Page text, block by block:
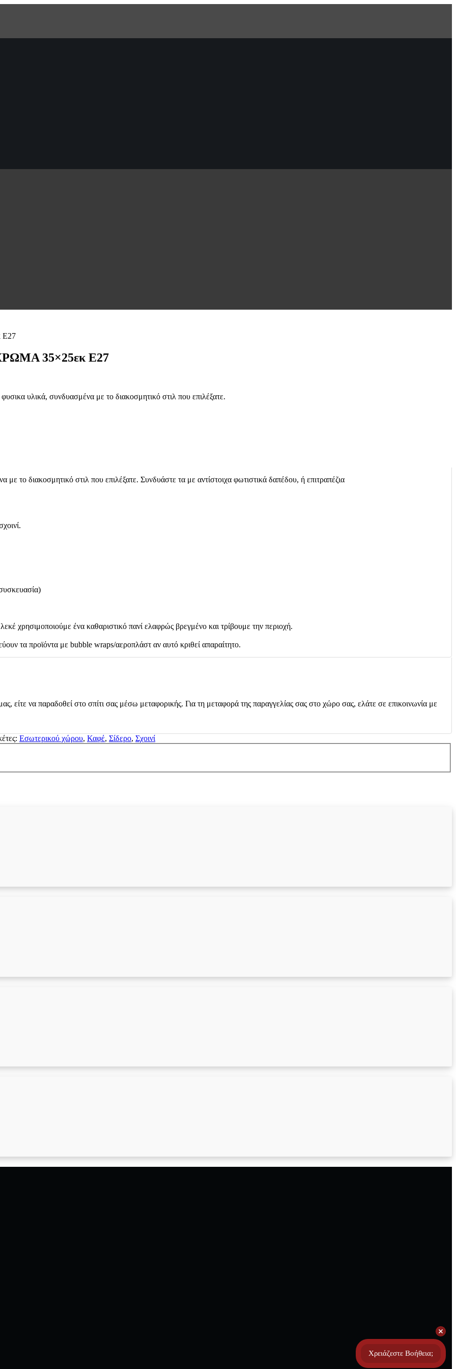
35×25εκ E27
υλικά, συνδυασμένα με το διακοσμητικό στιλ που επιλέξατε.
το διακοσμητικό στιλ που επιλέξατε. Συνδυάστε τα με αντίστοιχα φωτιστικά δαπέδου, ή επιτραπέζια
χρησιμοποιούμε ένα καθαριστικό πανί ελαφρώς βρεγμένο και τρίβουμε την περιοχή.
τα προϊόντα με bubble wraps/αεροπλάστ αν αυτό κριθεί απαραίτητο.
είτε να παραδοθεί στο σπίτι σας μέσω μεταφορικής. Για τη μεταφορά της παραγγελίας σας στο χώρο σας, ελάτε σε επικοινωνία με
Εσωτερικού χώρου, Καφέ, Σίδερο, Σχοινί
Χρειάζεστε Βοήθεια;